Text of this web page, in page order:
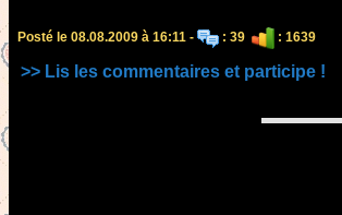
Posté le 08.08.2009 à 16:11 - : 39 : 1639
>> Lis les commentaires et participe !